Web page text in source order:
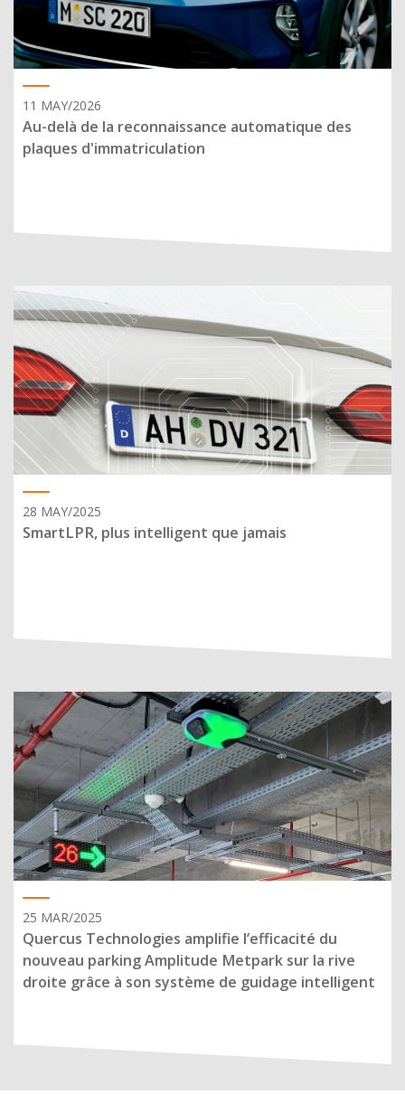
11 MAY/2026
Au-delà de la reconnaissance automatique des
plaques d'immatriculation
28 MAY/2025
SmartLPR, plus intelligent que jamais
25 MAR/2025
Quercus Technologies amplifie l’efficacité du
nouveau parking Amplitude Metpark sur la rive
droite grâce à son système de guidage intelligent